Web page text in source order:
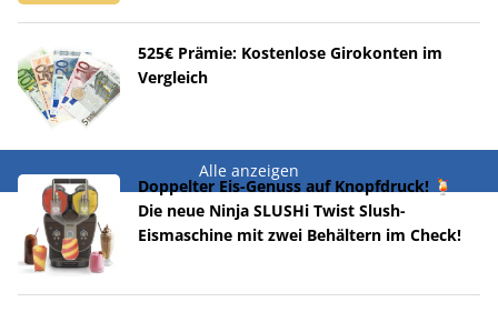
525€ Prämie: Kostenlose Girokonten im
Vergleich
Alle anzeigen
Doppelter Eis-Genuss auf Knopfdruck! 🍹
Die neue Ninja SLUSHi Twist Slush-
Eismaschine mit zwei Behältern im Check!